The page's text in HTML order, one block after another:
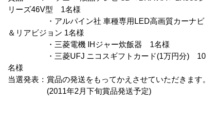
リーズ46V型 1名様
・アルパイン社 車種専用LED高画質カーナビ
＆リアビジョン 1名様
・三菱電機 IHジャー炊飯器 1名様
・三菱UFJ ニコスギフトカード(1万円分) 10
名様
当選発表：賞品の発送をもってかえさせていただきます。
(2011年2月下旬賞品発送予定)